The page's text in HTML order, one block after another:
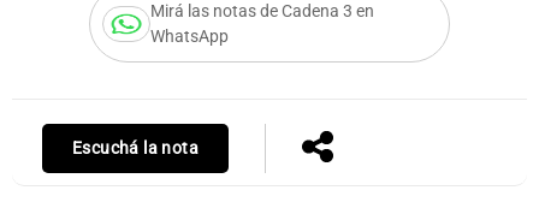
Mirá las notas de Cadena 3 en
WhatsApp
Escuchá la nota